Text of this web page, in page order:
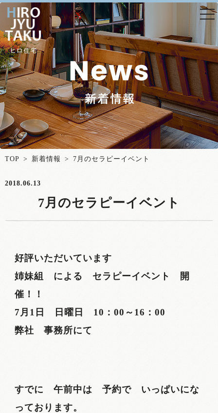
TOP > 新着情報 > 7月のセラピーイベント
2018.06.13
7月のセラピーイベント
好評いただいています
姉妹組 による セラピーイベント 開
催！！
7月1日 日曜日 10：00～16：00
弊社 事務所にて
すでに 午前中は 予約で いっぱいにな
っております。